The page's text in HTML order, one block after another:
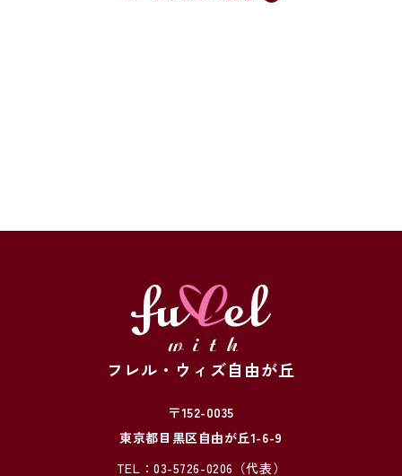
フレル・ウィズ自由が丘
〒152-0035
東京都目黒区自由が丘1-6-9
TEL：03-5726-0206 （代表）